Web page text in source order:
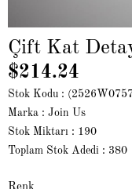
Çift Kat
$214.24
Stok Kodu
Marka : Join Us
Stok Miktarı : 190
Toplam Stok Adedi : 380